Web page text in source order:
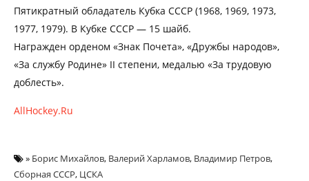
Пятикратный обладатель Кубка СССР (1968, 1969, 1973,
1977, 1979). В Кубке СССР — 15 шайб.
Награжден орденом «Знак Почета», «Дружбы народов»,
«За службу Родине» II степени, медалью «За трудовую
доблесть».
AllHockey.Ru
» Борис Михайлов, Валерий Харламов, Владимир Петров,
Сборная СССР, ЦСКА